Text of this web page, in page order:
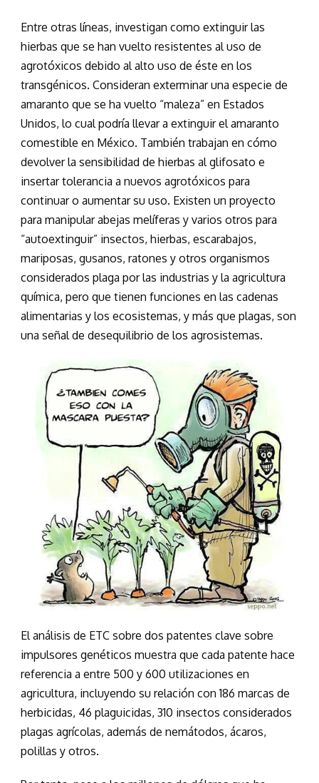
Entre otras líneas, investigan como extinguir las
hierbas que se han vuelto resistentes al uso de
agrotóxicos debido al alto uso de éste en los
transgénicos. Consideran exterminar una especie de
amaranto que se ha vuelto “maleza” en Estados
Unidos, lo cual podría llevar a extinguir el amaranto
comestible en México. También trabajan en cómo
devolver la sensibilidad de hierbas al glifosato e
insertar tolerancia a nuevos agrotóxicos para
continuar o aumentar su uso. Existen un proyecto
para manipular abejas melíferas y varios otros para
“autoextinguir” insectos, hierbas, escarabajos,
mariposas, gusanos, ratones y otros organismos
considerados plaga por las industrias y la agricultura
química, pero que tienen funciones en las cadenas
alimentarias y los ecosistemas, y más que plagas, son
una señal de desequilibrio de los agrosistemas.
El análisis de ETC sobre dos patentes clave sobre
impulsores genéticos muestra que cada patente hace
referencia a entre 500 y 600 utilizaciones en
agricultura, incluyendo su relación con 186 marcas de
herbicidas, 46 plaguicidas, 310 insectos considerados
plagas agrícolas, además de nemátodos, ácaros,
polillas y otros.